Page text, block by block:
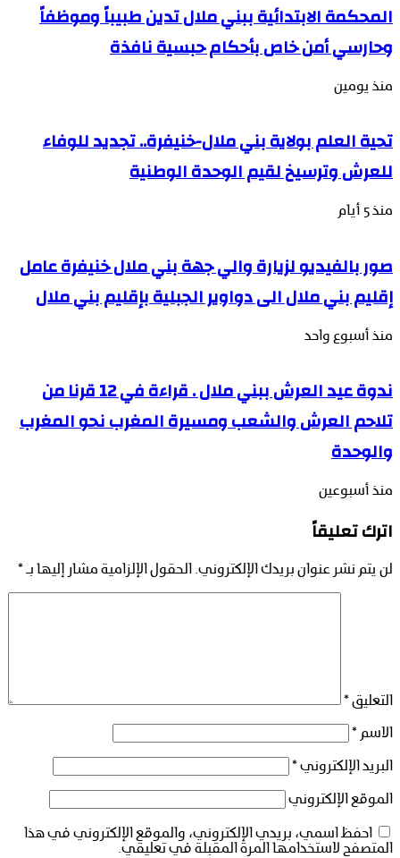
المحكمة الابتدائية ببني ملال تدين طبيباً وموظفاً
وحارسي أمن خاص بأحكام حبسية نافذة
منذ يومين
تحية العلم بولاية بني ملال-خنيفرة.. تجديد للوفاء
للعرش وترسيخ لقيم الوحدة الوطنية
منذ 5 أيام
صور بالفيديو لزيارة والي جهة بني ملال خنيفرة عامل
إقليم بني ملال الى دواوير الجبلية بإقليم بني ملال
منذ أسبوع واحد
ندوة عيد العرش ببني ملال . قراءة في 12 قرنا من
تلاحم العرش والشعب ومسيرة المغرب نحو المغرب
والوحدة
منذ أسبوعين
اترك تعليقاً
لن يتم نشر عنوان بريدك الإلكتروني. الحقول الإلزامية مشار إليها بـ *
التعليق *
الاسم *
البريد الإلكتروني *
الموقع الإلكتروني
احفظ اسمي، بريدي الإلكتروني، والموقع الإلكتروني في هذا
المتصفح لاستخدامها المرة المقبلة في تعليقي.